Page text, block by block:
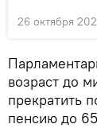
26 октября
возраст до
прекратить
пенсию до